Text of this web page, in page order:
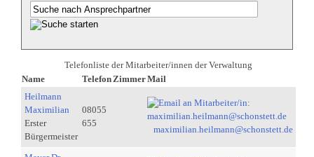
Telefonliste der Mitarbeiter/innen der Verwaltung
Name
Telefon ZimmerMail
Heilmann
Maximilian
Erster
Bürgermeister
08055
655
maximilian.heilmann@schonstett.de